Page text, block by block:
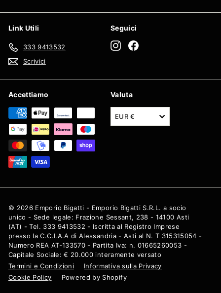
Link Utili
333 9413532
Scrivici
Seguici
Instagram
Accettiamo Valuta
EUR €
© 2026 Emporio Bigatti - Emporio Bigatti S.R.L. a socio
unico - Sede legale: Frazione Sessant, 238 - 14100 Asti
(AT) - Tel. 333 9413532 - Iscritta al Registro Imprese
presso la C.C.I.A.A di Alessandria - Asti al N. T 315315054 -
Numero REA AT-133570 - Partita Iva: n. 01665260053 -
Capitale Sociale: € 20.000 interamente versato
Termini e Condizioni
Informativa sulla Privacy
Cookie Policy
Powered by Shopify